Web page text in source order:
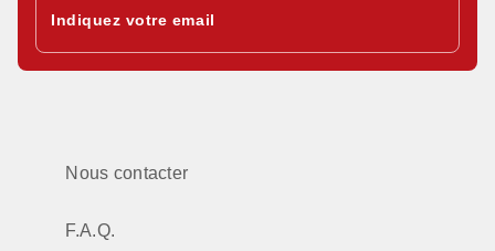
Indiquez votre email
Nous contacter
F.A.Q.